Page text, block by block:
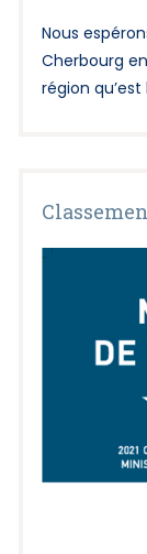
Nous
Cherbourg
région